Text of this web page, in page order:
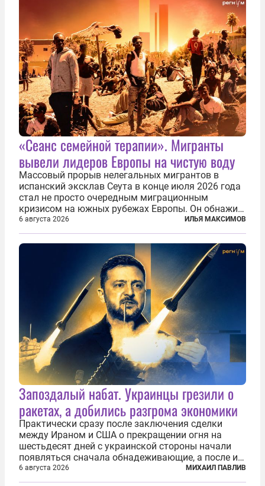
«Сеанс семейной терапии». Мигранты
вывели лидеров Европы на чистую воду
Массовый прорыв нелегальных мигрантов в
испанский эксклав Сеута в конце июля 2026 года
стал не просто очередным миграционным
кризисом на южных рубежах Европы. Он обнажил
фундаментальный раскол внутри Евросоюза,
продемонстрировав, что десятилетиями
выстраивавшаяся миграционная политика ЕС
6 августа 2026 ИЛЬЯ МАКСИМОВ
Запоздалый набат. Украинцы грезили о
ракетах, а добились разгрома экономики
Практически сразу после заключения сделки
между Ираном и США о прекращении огня на
шестьдесят дней с украинской стороны начали
появляться сначала обнадеживающие, а после и
вовсе бравурные заявления про некий «перелом»
в войне. Вероятно, в сознании первых лиц
6 августа 2026 МИХАИЛ ПАВЛИВ